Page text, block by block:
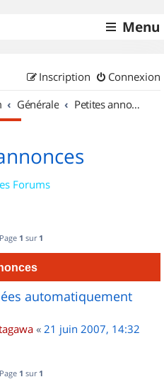
Menu
Connexion
Inscription
Générale Petites annonces
Forums
1 sur 1
automatiquement
« 21 juin 2007, 14:32
1 sur 1